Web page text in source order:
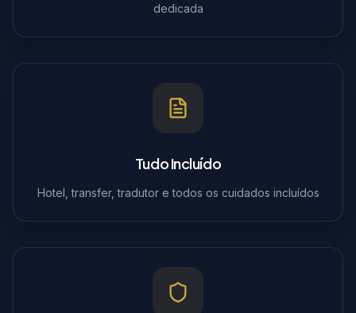
dedicada
Tudo Incluído
Hotel, transfer, tradutor e todos os cuidados incluídos